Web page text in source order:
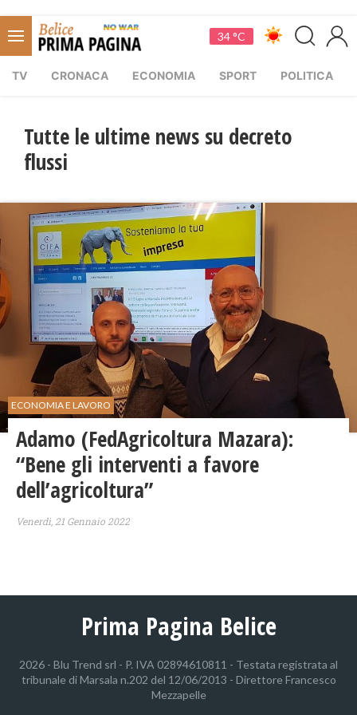
34 °C
TV CRONACA ECONOMIA SPORT POLITICA
Tutte le ultime news su decreto
flussi
ECONOMIA E LAVORO
Adamo (FedAgricoltura Mazara):
“Bene gli interventi a favore
dell’agricoltura”
Venerdì, 21 Gennaio 2022
Prima Pagina Belice
2026 - Blu Trend srl - P. IVA 02894610811 - Testata registrata al
tribunale di Marsala n.202 del 12/06/2013 - Direttore Francesco
Mezzapelle